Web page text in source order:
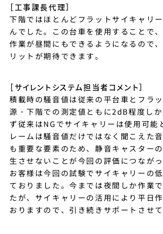
［工事課長代理］
下階ではほとんどフラットサイキャリ
んでした。この台車を使用することで
作業が昼間にもできるようになるので
リットが期待できます。
［サイレントシステム担当者コメント］
積載時の騒音値は従来の平台車とフラ
源・下階での測定値ともに2dB程度し
ず従来はNGでサイキャリーは使用可能
レームは騒音値だけではなく聞こえた
も重要な要素のため、静音キャスター
生させないことが今回の評価につなが
お客様は今回の試験でサイキャリーの
ておりました。今までは夜間しか作業
たが、サイキャリーの活用により平日
おりますので、引き続きサポートさせて